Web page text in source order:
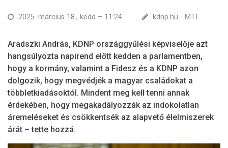
2025. március 18., kedd – 11:24 kdnp.hu - MTI
Aradszki András, KDNP országgyűlési képviselője azt
hangsúlyozta napirend előtt kedden a parlamentben,
hogy a kormány, valamint a Fidesz és a KDNP azon
dolgozik, hogy megvédjék a magyar családokat a
többletkiadásoktól. Mindent meg kell tenni annak
érdekében, hogy megakadályozzák az indokolatlan
áremeléseket és csökkentsék az alapvető élelmiszerek
árát – tette hozzá.